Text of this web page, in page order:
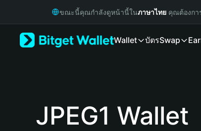
Русский
ขณะนี้คุณกำลังดูหน้านี้ในภาษาไทย คุณต้องกา
Wallet บัตรSwap
JPEG1 Wallet